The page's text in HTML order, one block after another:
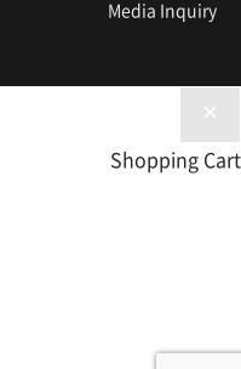
Media Inquiry
Shopping Cart